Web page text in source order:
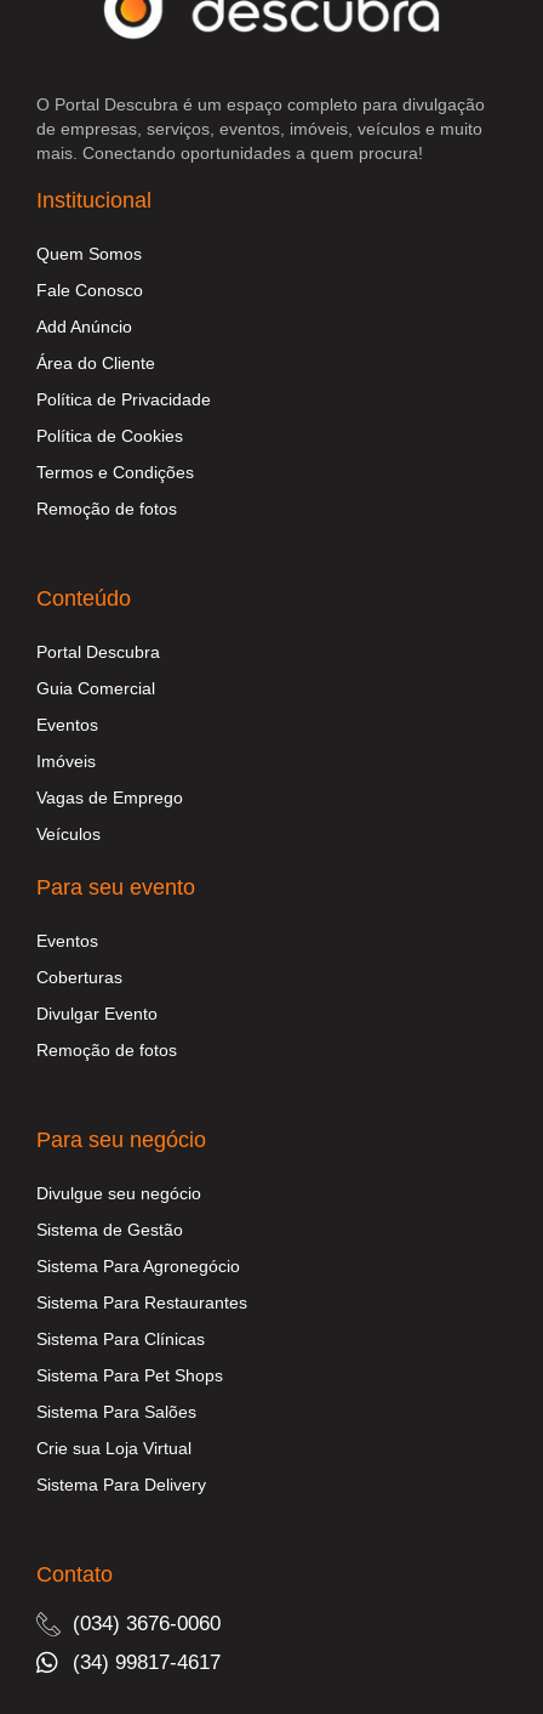
O Portal Descubra é um espaço completo para divulgação
de empresas, serviços, eventos, imóveis, veículos e muito
mais. Conectando oportunidades a quem procura!
Institucional
Quem Somos
Fale Conosco
Add Anúncio
Área do Cliente
Política de Privacidade
Política de Cookies
Termos e Condições
Remoção de fotos
Conteúdo
Portal Descubra
Guia Comercial
Eventos
Imóveis
Vagas de Emprego
Veículos
Para seu evento
Eventos
Coberturas
Divulgar Evento
Remoção de fotos
Para seu negócio
Divulgue seu negócio
Sistema de Gestão
Sistema Para Agronegócio
Sistema Para Restaurantes
Sistema Para Clínicas
Sistema Para Pet Shops
Sistema Para Salões
Crie sua Loja Virtual
Sistema Para Delivery
Contato
(034) 3676-0060
(34) 99817-4617